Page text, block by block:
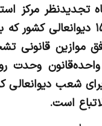
تجدیدنظر مرکز
علیهذا رای شعبه ۱۵
موازین قانونی
وحدت
سال ۱۳۲۸ برای شعب
است.